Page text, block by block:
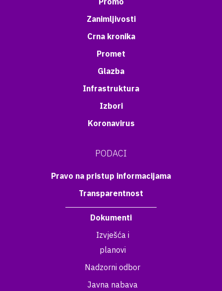
Zanimljivosti
Crna kronika
Promet
Glazba
Infrastruktura
Izbori
Koronavirus
PODACI
Pravo na pristup informacijama
Transparentnost
Dokumenti
Izvješća i
planovi
Nadzorni odbor
Javna nabava